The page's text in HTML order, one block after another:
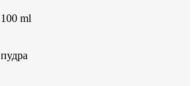
100 ml
пудра